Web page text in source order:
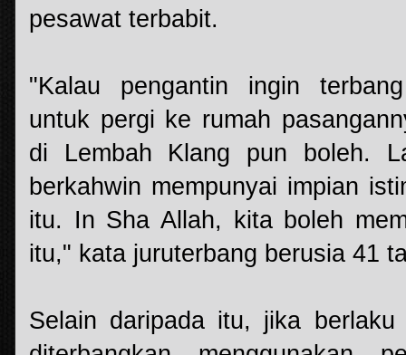
pesawat terbabit.
"Kalau pengantin ingin
untuk pergi ke rumah
di Lembah Klang pun boleh.
berkahwin mempunyai impian
itu. In Sha Allah, kita boleh
itu," kata juruterbang berusia 41
Selain daripada itu, jika